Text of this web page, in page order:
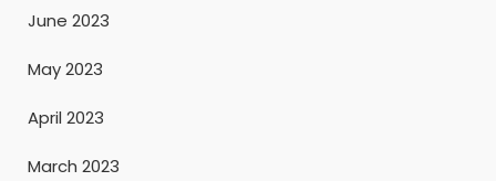
June 2023
May 2023
April 2023
March 2023